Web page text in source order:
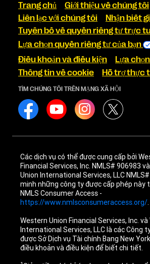
Trang chủ
Giới thiệu về chúng tôi
Liên lạc với chúng tôi
Nhận biết
Tuyên bố về quyền riêng tư trực
Lựa chọn quyền riêng tư của bạn
Điều khoản và điều kiện
Lựa
Thông tin về cookie
Hỗ trợ thực
TÌM CHÚNG TÔI TRÊN MẠNG XÃ HỘI
Các dịch vụ có thể được cung cấp bởi
Financial Services, Inc. NMLS# 906983
Union International Services, LLC
minh những công ty được cấp phép này
NMLS Consumer Access -
https://www.nmlsconsumeraccess.org/.
Western Union Financial Services, Inc.
International Services, LLC là các Công
được Sở Dịch vụ Tài chính Bang New
điều khoản và điều kiện để biết chi tiết.